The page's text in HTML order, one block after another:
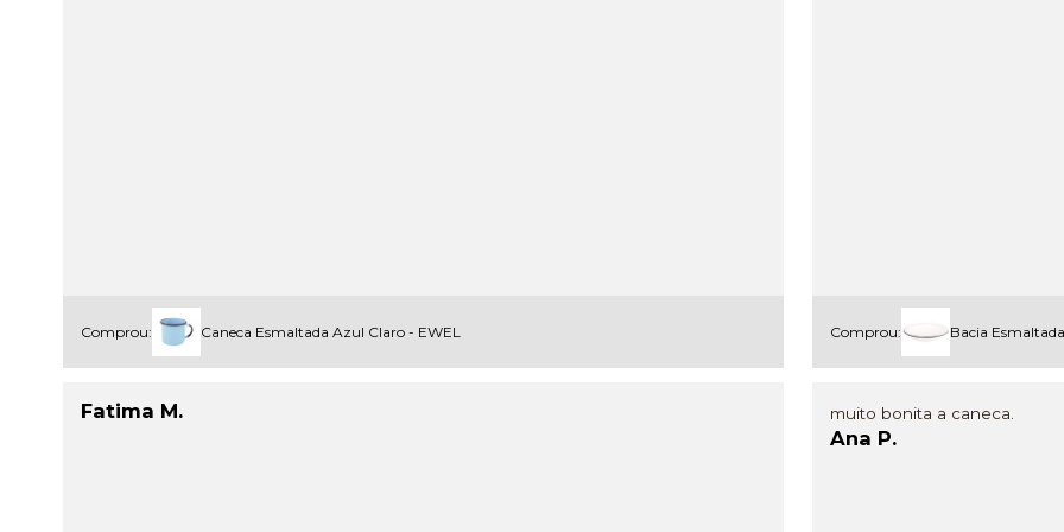
Comprou: Caneca Esmaltada Azul Claro - EWEL Comprou: Bacia
Fatima M. muito bonita a caneca.
Ana P.